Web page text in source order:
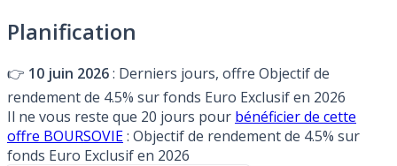
Planification
👉 10 juin 2026: Derniers jours, offre Objectif de
rendement de 4.5% sur fonds Euro Exclusif en 2026
Il ne vous reste que 20 jours pour bénéficier de cette
offre BOURSOVIE: Objectif de rendement de 4.5% sur
fonds Euro Exclusif en 2026